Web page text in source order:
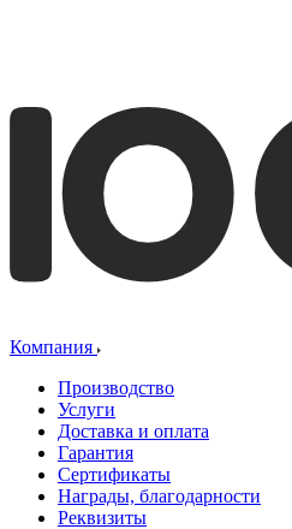
Компания
Производство
Услуги
Доставка и оплата
Гарантия
Сертификаты
Награды, благодарности
Реквизиты